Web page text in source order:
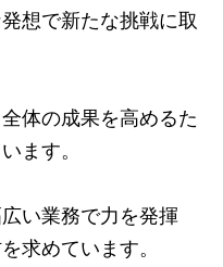
想で新たな挑戦に取
体の成果を高めるた
ます。
い業務で力を発揮
求めています。